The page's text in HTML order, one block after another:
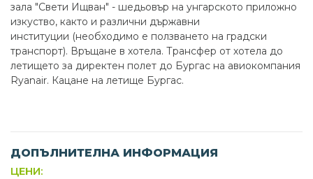
зала "Свети Ищван" - шедьовър на унгарското приложно
изкуство, както и различни държавни
институции (необходимо е ползването на градски
транспорт). Връщане в хотела. Трансфер от хотела до
летището за директен полет до Бургас на авиокомпания
Ryanair. Кацане на летище Бургас.
ДОПЪЛНИТЕЛНА ИНФОРМАЦИЯ
ЦЕНИ: